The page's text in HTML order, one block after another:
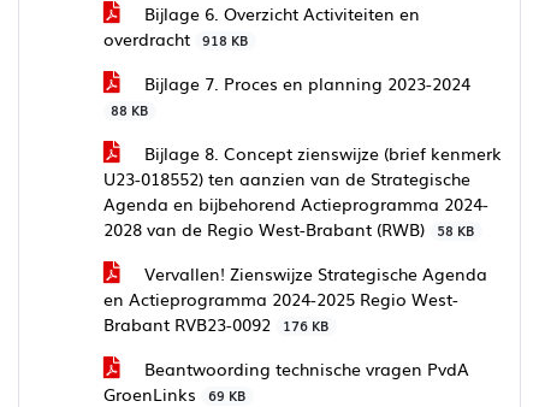
Bijlage 6. Overzicht Activiteiten en
overdracht
918 KB
Bijlage 7. Proces en planning 2023-2024
88 KB
Bijlage 8. Concept zienswijze (brief kenmerk
U23-018552) ten aanzien van de Strategische
Agenda en bijbehorend Actieprogramma 2024-
2028 van de Regio West-Brabant (RWB)
58 KB
Vervallen! Zienswijze Strategische Agenda
en Actieprogramma 2024-2025 Regio West-
Brabant RVB23-0092
176 KB
Beantwoording technische vragen PvdA
GroenLinks
69 KB